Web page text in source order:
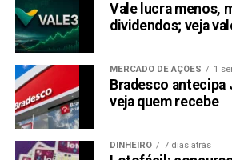
A pré-venda da Raboo está
capacidade, espelhando um trem de
movimento. Raboo se distingue com
potencial de expansão significativa
memecoins.
Considere explorar a pré-venda da
capitalizar sobre este
Vale lucra menos,
dividendos; veja
MERCADO DE AÇÕES 1
Bradesco antecipa
veja quem recebe
DINHEIRO 7 dias atrás